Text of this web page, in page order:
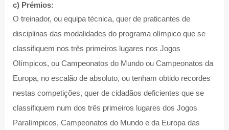
c) Prémios:
O treinador, ou equipa técnica, quer de praticantes de
disciplinas das modalidades do programa olímpico que se
classifiquem nos três primeiros lugares nos Jogos
Olímpicos, ou Campeonatos do Mundo ou Campeonatos da
Europa, no escalão de absoluto, ou tenham obtido recordes
nestas competições, quer de cidadãos deficientes que se
classifiquem num dos três primeiros lugares dos Jogos
Paralímpicos, Campeonatos do Mundo e da Europa das